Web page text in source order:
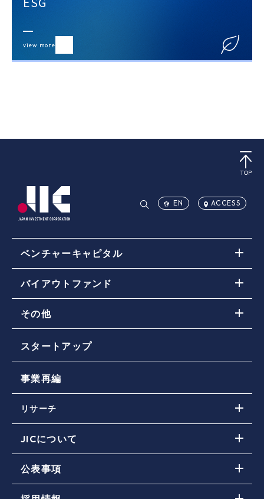
view more
TOP
EN ACCESS
ベンチャーキャピタル
ベンチャーキャピタル(VC)投資戦略
JICの投資活動（ファンドに対する投資）に関す
るお問い合わせ
バイアウトファンド
バイアウトファンド投資戦略
その他
取り組み・投資先ファンド一覧
スタートアップ
事業再編
リサーチ
DE&Iの推進
ニュース
JICについて
JICのミッション
公表事項
事業報告 / 公開情報（JIC電子公告含む）